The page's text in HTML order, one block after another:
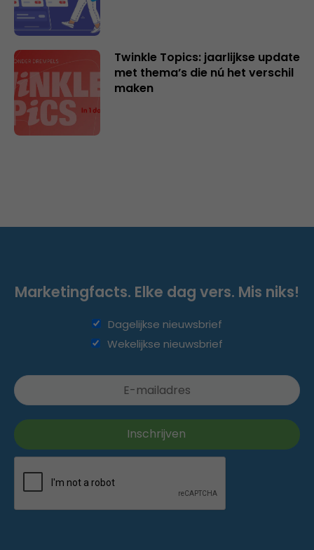
Twinkle Topics: jaarlijkse update
met thema’s die nú het verschil
maken
Marketingfacts. Elke dag vers. Mis niks!
Dagelijkse nieuwsbrief
Wekelijkse nieuwsbrief